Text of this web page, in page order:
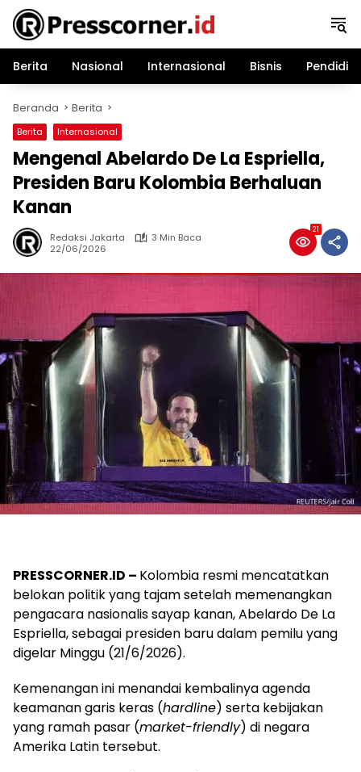
Langsung
konten
Berita
Nasional Internasional Bisnis
Beranda Berita
Berita Internasional
Mengenal Abelardo De La Espriella,
Presiden Baru Kolombia Berhaluan
Kanan
Redaksi Jakarta
3 Min Baca
22/06/2026
21
PRESSCORNER.ID – Kolombia resmi mencatatkan
belokan politik yang tajam setelah memenangkan
pengacara nasionalis sayap kanan, Abelardo De La
Espriella, sebagai presiden baru dalam pemilu yang
digelar Minggu (21/6/2026).
Kemenangan ini menandai kembalinya agenda
keamanan garis keras (hardline) serta kebijakan
yang ramah pasar (market-friendly) di negara
Amerika Latin tersebut.